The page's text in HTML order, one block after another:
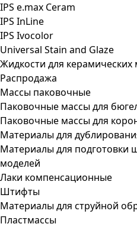
IPS e.max Ceram
IPS InLine
IPS Ivocolor
Universal Stain and Glaze
Жидкости для керамических
Распродажа
Массы паковочные
Паковочные массы для
Паковочные массы для
Материалы для
Материалы для подготовки
моделей
Лаки компенсационные
Штифты
Материалы для струйной
Пластмассы